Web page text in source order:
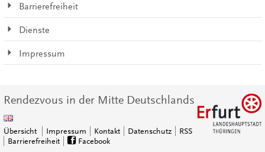
Barrierefreiheit
Dienste
Impressum
Rendezvous in der Mitte Deutschlands
Übersicht Impressum Kontakt Datenschutz
RSS
Barrierefreiheit
Facebook